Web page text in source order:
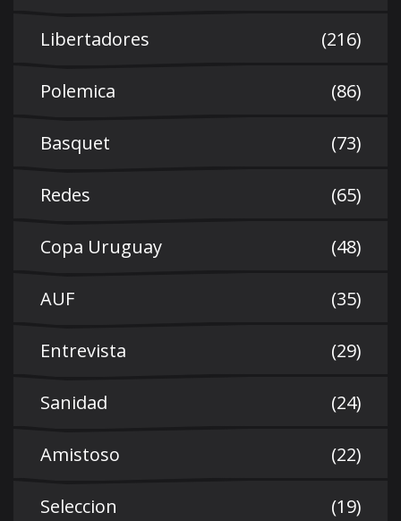
Libertadores (216)
Polemica (86)
Basquet (73)
Redes (65)
Copa Uruguay (48)
AUF (35)
Entrevista (29)
Sanidad (24)
Amistoso (22)
Seleccion (19)